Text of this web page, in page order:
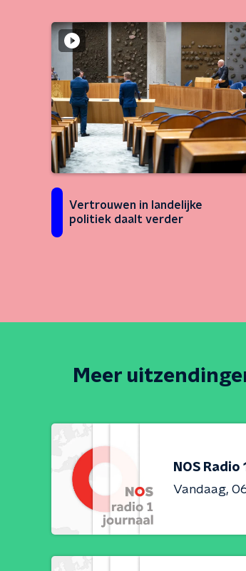
Vertrouwen in landelijke
politiek daalt verder
Meer
NOS Radio
Vandaag